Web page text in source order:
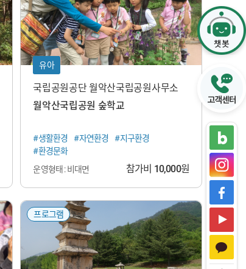
유아
국립공원공단 월악산국립공원사무소
월악산국립공원 숲학교
#생활환경 #자연환경
#지구환경
#환경문화
운영형태 : 비대면
참가비 10,000원
프로그램